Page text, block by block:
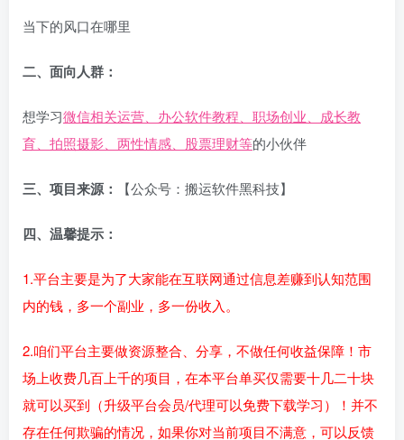
当下的风口在哪里
二、面向人群：
想学习微信相关运营、办公软件教程、职场创业、成长教
育、拍照摄影、两性情感、股票理财等的小伙伴
三、项目来源： 【公众号：搬运软件黑科技】
四、温馨提示：
1.平台主要是为了大家能在互联网通过信息差赚到认知范围
内的钱，多一个副业，多一份收入。
2.咱们平台主要做资源整合、分享，不做任何收益保障！市
场上收费几百上千的项目，在本平台单买仅需要十几二十块
就可以买到（升级平台会员/代理可以免费下载学习）！并不
存在任何欺骗的情况，如果你对当前项目不满意，可以反馈